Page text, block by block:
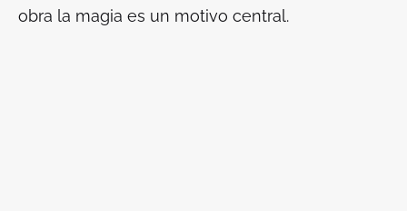
obra la magia es un motivo central.